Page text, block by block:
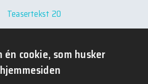
Teasertekst 20
cookie, som husker